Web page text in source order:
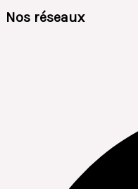
Nos réseaux